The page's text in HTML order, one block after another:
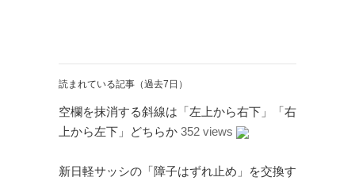
読まれている記事（過去7日）
空欄を抹消する斜線は「左上から右下」「右
上から左下」どちらか 352 views
新日軽サッシの「障子はずれ止め」を交換す